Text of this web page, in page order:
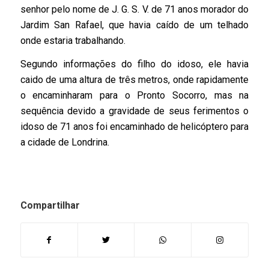
senhor pelo nome de J. G. S. V. de 71 anos morador do
Jardim San Rafael, que havia caído de um telhado
onde estaria trabalhando.
Segundo informações do filho do idoso, ele havia
caido de uma altura de três metros, onde rapidamente
o encaminharam para o Pronto Socorro, mas na
sequência devido a gravidade de seus ferimentos o
idoso de 71 anos foi encaminhado de helicóptero para
a cidade de Londrina.
Compartilhar